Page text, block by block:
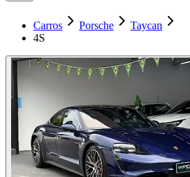
Carros Porsche
Taycan
4S